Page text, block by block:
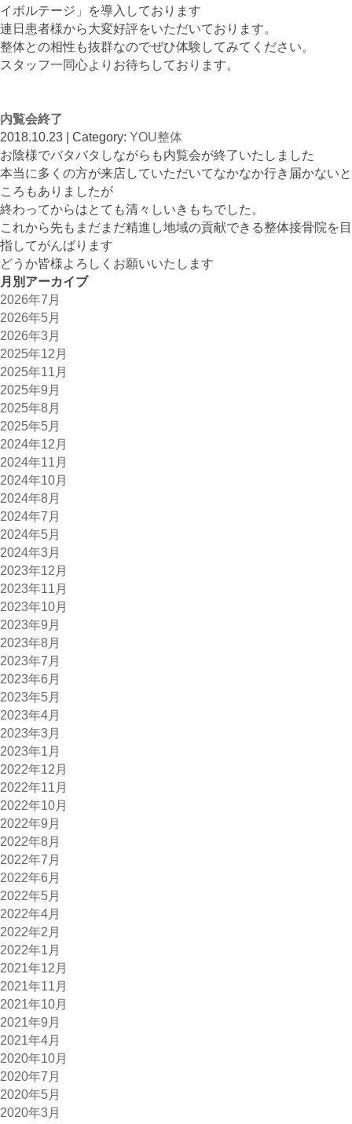
イボルテージ」を導入しております
連日患者様から大変好評をいただいております。
整体との相性も抜群なのでぜひ体験してみてください。
スタッフ一同心よりお待ちしております。
内覧会終了
2018.10.23 | Category: YOU整体
お陰様でバタバタしながらも内覧会が終了いたしました
本当に多くの方が来店していただいてなかなか行き届かないと
ころもありましたが
終わってからはとても清々しいきもちでした。
これから先もまだまだ精進し地域の貢献できる整体接骨院を目
指してがんばります
どうか皆様よろしくお願いいたします
月別アーカイブ
2026年7月
2026年5月
2026年3月
2025年12月
2025年11月
2025年9月
2025年8月
2025年5月
2024年12月
2024年11月
2024年10月
2024年8月
2024年7月
2024年5月
2024年3月
2023年12月
2023年11月
2023年10月
2023年9月
2023年8月
2023年7月
2023年6月
2023年5月
2023年4月
2023年3月
2023年1月
2022年12月
2022年11月
2022年10月
2022年9月
2022年8月
2022年7月
2022年6月
2022年5月
2022年4月
2022年2月
2022年1月
2021年12月
2021年11月
2021年10月
2021年9月
2021年4月
2020年10月
2020年7月
2020年5月
2020年3月